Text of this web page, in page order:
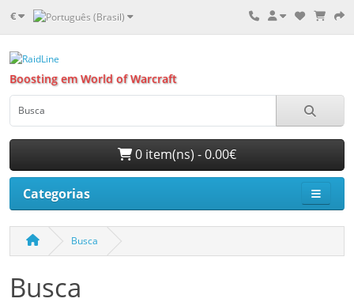
€
Boosting em World of Warcraft
0 item(ns) - 0.00€
Categorias
Busca
Busca